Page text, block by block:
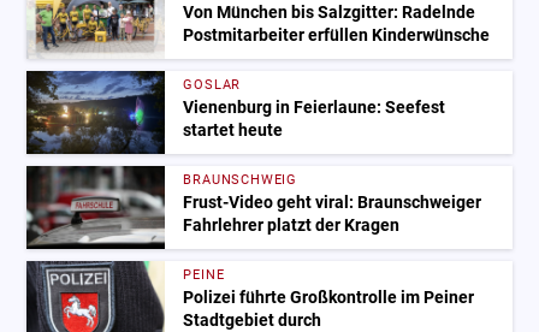
Von München bis Salzgitter: Radelnde
Postmitarbeiter erfüllen Kinderwünsche
GOSLAR
Vienenburg in Feierlaune: Seefest
startet heute
BRAUNSCHWEIG
Frust-Video geht viral: Braunschweiger
Fahrlehrer platzt der Kragen
PEINE
Polizei führte Großkontrolle im Peiner
Stadtgebiet durch